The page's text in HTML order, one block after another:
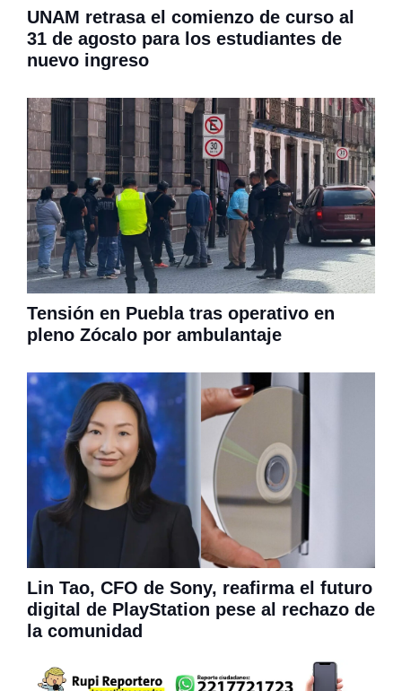
UNAM retrasa el comienzo de curso al
31 de agosto para los estudiantes de
nuevo ingreso
Tensión en Puebla tras operativo en
pleno Zócalo por ambulantaje
Lin Tao, CFO de Sony, reafirma el futuro
digital de PlayStation pese al rechazo de
la comunidad